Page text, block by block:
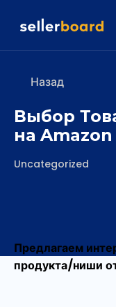
Назад
Выбор
на Amazon
Рубрики
Uncategorized
Предлагаем
продукта/ниши